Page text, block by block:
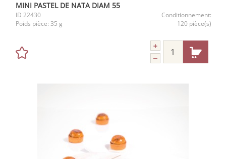
MINI PASTEL DE NATA DIAM 55
ID 22430
Conditionnement:
Poids pièce: 35 g 120 pièce(s)